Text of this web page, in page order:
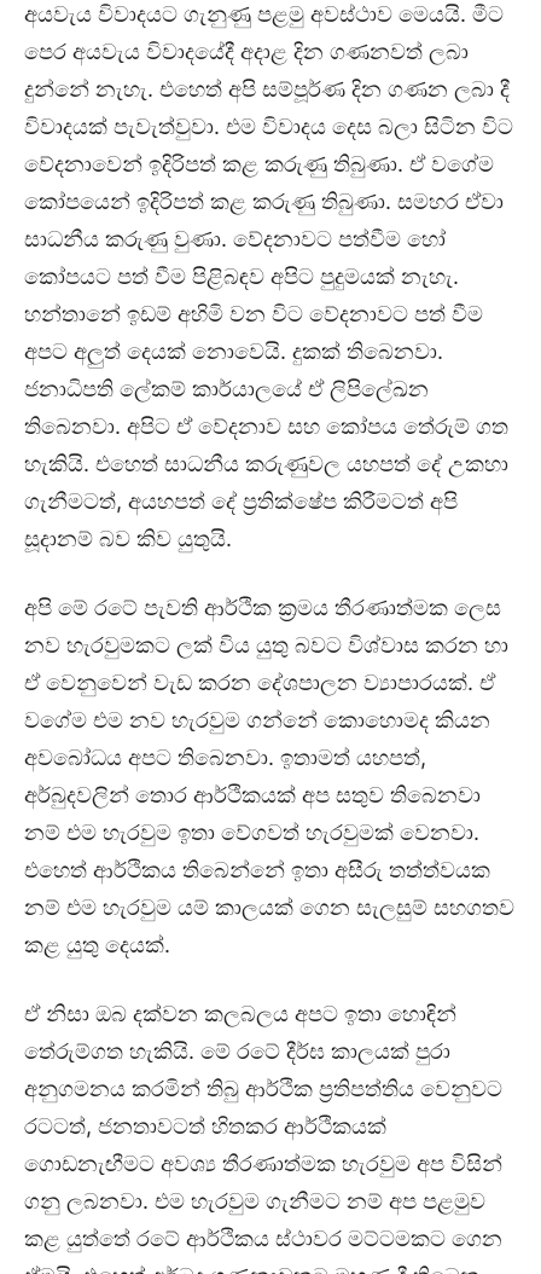
අයවැය විවාදයට ගැනුණු පළමු අවස්ථාව මෙයයි. මීට
පෙර අයවැය විවාදයේදී අදාළ දින ගණනවත් ලබා
දුන්නේ නැහැ. එහෙත් අපි සම්පූර්ණ දින ගණන ලබා දී
විවාදයක් පැවැත්වුවා. එම විවාදය දෙස බලා සිටින විට
වේදනාවෙන් ඉදිරිපත් කළ කරුණු තිබුණා. ඒ වගේම
කෝපයෙන් ඉදිරිපත් කළ කරුණු තිබුණා. සමහර ඒවා
සාධනීය කරුණු වුණා. වේදනාවට පත්වීම හෝ
කෝපයට පත් වීම පිළිබඳව අපිට පුදුමයක් නැහැ.
හන්තානේ ඉඩම් අහිමි වන විට වේදනාවට පත් වීම
අපට අලුත් දෙයක් නොවෙයි. දුකක් තිබෙනවා.
ජනාධිපති ලේකම් කාර්යාලයේ ඒ ලිපිලේඛන
තිබෙනවා. අපිට ඒ වේදනාව සහ කෝපය තේරුම් ගත
හැකියි. එහෙත් සාධනීය කරුණුවල යහපත් දේ උකහා
ගැනීමටත්, අයහපත් දේ ප්‍රතික්ෂේප කිරීමටත් අපි
සූදානම් බව කිව යුතුයි.
අපි මේ රටේ පැවති ආර්ථික ක්‍රමය තීරණාත්මක ලෙස
නව හැරවුමකට ලක් විය යුතු බවට විශ්වාස කරන හා
ඒ වෙනුවෙන් වැඩ කරන දේශපාලන ව්‍යාපාරයක්. ඒ
වගේම එම නව හැරවුම ගන්නේ කොහොමද කියන
අවබෝධය අපට තිබෙනවා. ඉතාමත් යහපත්,
අර්බුදවලින් තොර ආර්ථිකයක් අප සතුව තිබෙනවා
නම් එම හැරවුම ඉතා වේගවත් හැරවුමක් වෙනවා.
එහෙත් ආර්ථිකය තිබෙන්නේ ඉතා අසීරු තත්ත්වයක
නම් එම හැරවුම යම් කාලයක් ගෙන සැලසුම් සහගතව
කළ යුතු දෙයක්.
ඒ නිසා ඔබ දක්වන කලබලය අපට ඉතා හොඳින්
තේරුම්ගත හැකියි. මේ රටේ දීර්ඝ කාලයක් පුරා
අනුගමනය කරමින් තිබු ආර්ථික ප්‍රතිපත්තිය වෙනුවට
රටටත්, ජනතාවටත් හිතකර ආර්ථිකයක්
ගොඩනැඟීමට අවශ්‍ය තීරණාත්මක හැරවුම අප විසින්
ගනු ලබනවා. එම හැරවුම ගැනීමට නම් අප පළමුව
කළ යුත්තේ රටේ ආර්ථිකය ස්ථාවර මට්ටමකට ගෙන